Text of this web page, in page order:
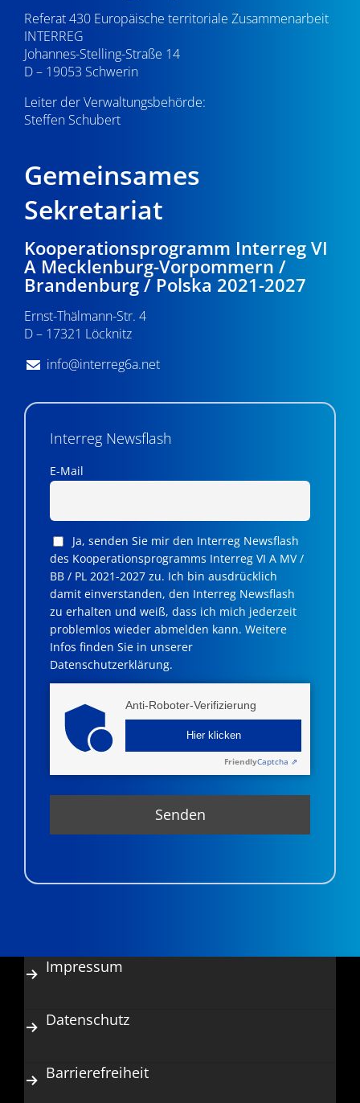
Referat 430 Europäische territoriale Zusammenarbeit
INTERREG
Johannes-Stelling-Straße 14
D – 19053 Schwerin
Leiter der Verwaltungsbehörde:
Steffen Schubert
Gemeinsames
Sekretariat
Kooperationsprogramm Interreg VI
A Mecklenburg-Vorpommern /
Brandenburg / Polska 2021-2027
Ernst-Thälmann-Str. 4
D – 17321 Löcknitz
info@interreg6a.net
Interreg Newsflash
E-Mail
Ja, senden Sie mir den Interreg Newsflash
des Kooperationsprogramms Interreg VI A MV /
BB / PL 2021-2027 zu. Ich bin ausdrücklich
damit einverstanden, den Interreg Newsflash
zu erhalten und weiß, dass ich mich jederzeit
problemlos wieder abmelden kann. Weitere
Infos finden Sie in unserer
Datenschutzerklärung.
Anti-Roboter-Verifizierung
Hier klicken
FriendlyCaptcha ⇗
Impressum
Datenschutz
Barrierefreiheit